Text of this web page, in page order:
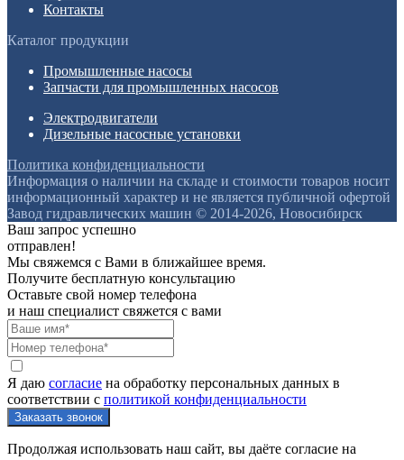
Контакты
Каталог продукции
Промышленные насосы
Запчасти для промышленных насосов
Электродвигатели
Дизельные насосные установки
Политика конфиденциальности
Информация о наличии на складе и стоимости товаров носит
информационный характер и не является публичной офертой
Завод гидравлических машин © 2014-2026, Новосибирск
Ваш запрос успешно
отправлен!
Мы свяжемся с Вами в ближайшее время.
Получите бесплатную консультацию
Оставьте свой номер телефона
и наш специалист свяжется с вами
Я даю согласие на обработку персональных данных в
соответствии с политикой конфиденциальности
Продолжая использовать наш сайт, вы даёте согласие на